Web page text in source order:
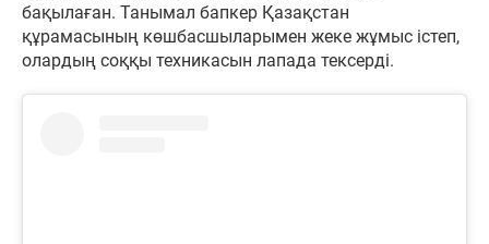
бақылаған. Танымал бапкер Қазақстан
құрамасының көшбасшыларымен жеке жұмыс істеп,
олардың соққы техникасын лапада тексерді.